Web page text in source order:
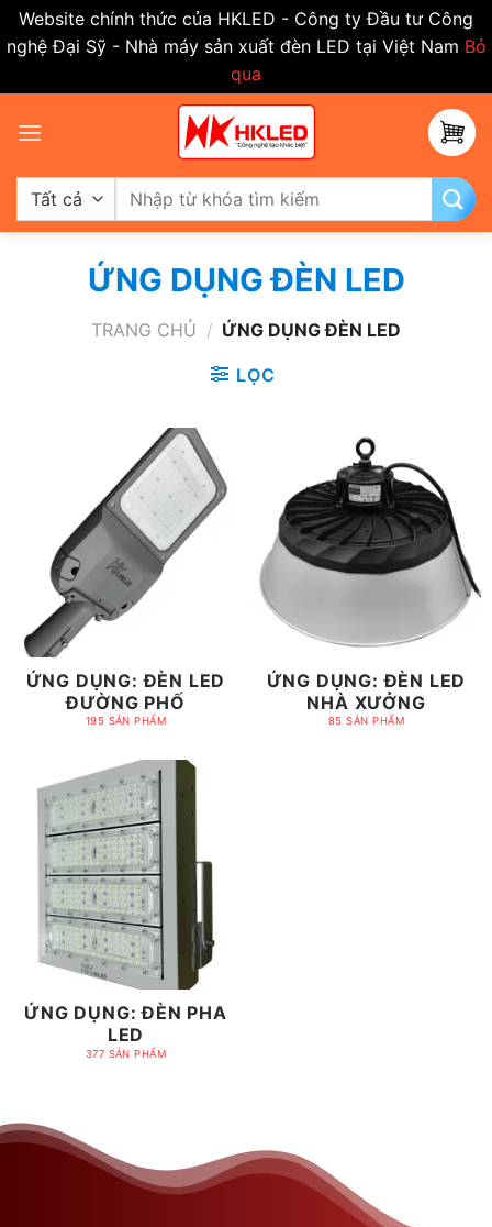
Website chính thức của HKLED - Công ty Đầu tư Công
nghệ Đại Sỹ - Nhà máy sản xuất đèn LED tại Việt Nam Bỏ
qua
qua
dung
Tìm
kiếm:
ỨNG DỤNG ĐÈN LED
TRANG CHỦ / ỨNG DỤNG ĐÈN LED
LỌC
ỨNG DỤNG: ĐÈN LED
ĐƯỜNG PHỐ
195 SẢN PHẨM
ỨNG DỤNG: ĐÈN LED
NHÀ XƯỞNG
85 SẢN PHẨM
ỨNG DỤNG: ĐÈN PHA
LED
377 SẢN PHẨM